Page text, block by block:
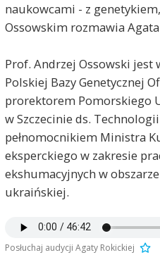
naukowcami - z
Ossowskim rozmawia
Prof. Andrzej Ossowski jest
Polskiej Bazy Genetycznej
prorektorem Pomorskiego
w Szczecinie ds.
pełnomocnikiem Ministra
eksperckiego w zakresie
ekshumacyjnych w
ukraińskiej.
Posłuchaj audycji Agaty Rokickiej